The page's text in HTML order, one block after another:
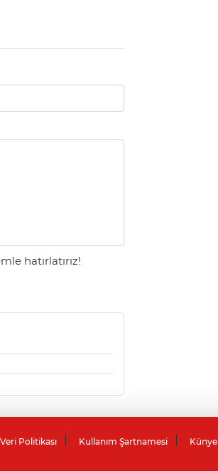
hatırlatırız!
Veri Politikası Kullanım Şartnamesi Künye